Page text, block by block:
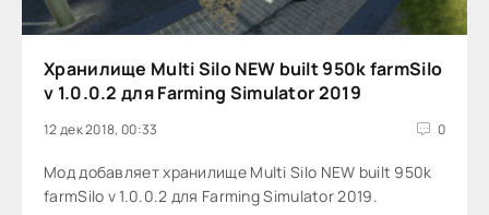
Хранилище Multi Silo NEW built 950k farmSilo
v 1.0.0.2 для Farming Simulator 2019
12 дек 2018, 00:33 0
Мод добавляет хранилище Multi Silo NEW built 950k
farmSilo v 1.0.0.2 для Farming Simulator 2019.